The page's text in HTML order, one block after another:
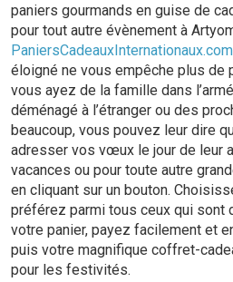
paniers gourmands en guise de
pour tout autre évènement à
PaniersCadeauxInternationaux.com
éloigné ne vous empêche plus de
vous ayez de la famille dans
déménagé à l’étranger ou des
beaucoup, vous pouvez leur dire
adresser vos vœux le jour de leur
vacances ou pour toute autre
en cliquant sur un bouton.
préférez parmi tous ceux qui sont
votre panier, payez facilement et
puis votre magnifique coffret-
pour les festivités.